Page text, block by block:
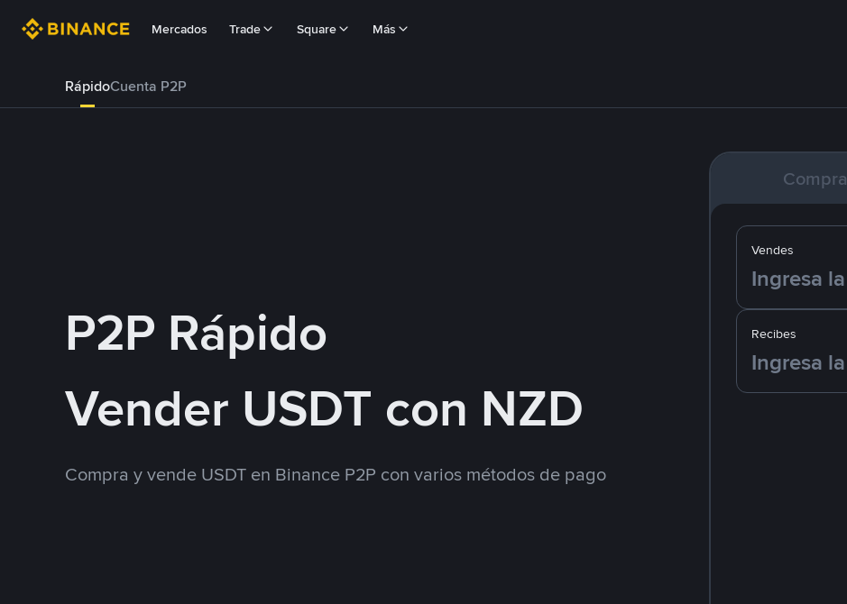
Mercados Trade Square Más
RápidoCuenta P2P
P2P Rápido
Vender USDT con NZD
Compra y vende USDT en Binance P2P con varios métodos de pago
Compra
Recibes
Vendes